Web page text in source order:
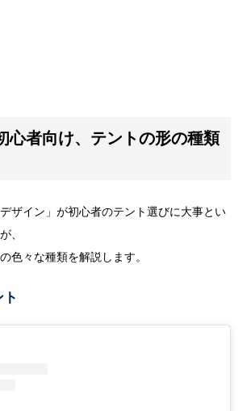
心者向け、テントの形の種類
ザイン」が初心者のテント選びに大事とい
、
色々な種類を解説します。